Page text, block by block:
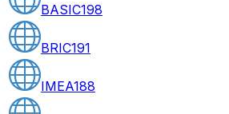
BASIC198
BRIC191
IMEA188